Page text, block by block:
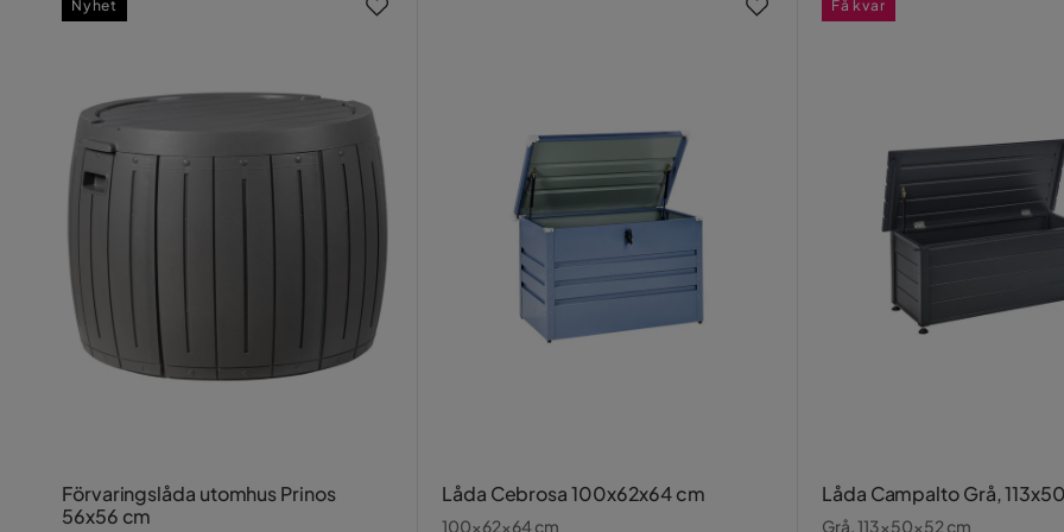
Förvaringslåda utomhus Prinos
56x56 cm
Nyhet
Låda Cebrosa 100x62x64 cm
100x62x64 cm
Låda Campalto Grå,
Grå, 113x50x52 cm
Få kvar